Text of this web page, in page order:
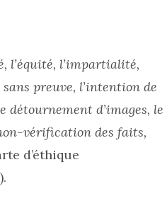
l’équité, l’impartialité,
preuve, l’intention de
d’images, le
vérification des faits,
d’éthique